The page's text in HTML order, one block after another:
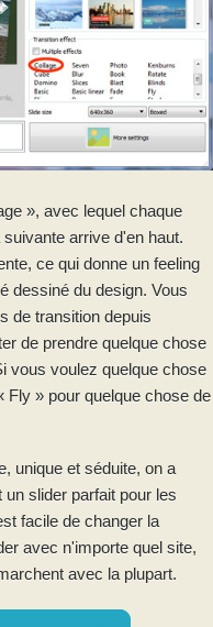
», avec lequel chaque
arrive d'en haut.
ce qui donne un feeling
dessiné du design. Vous
de transition depuis
de prendre quelque chose
vous voulez quelque chose
Fly » pour quelque chose de
unique et séduite, on a
slider parfait pour les
facile de changer la
avec n'importe quel site,
avec la plupart.